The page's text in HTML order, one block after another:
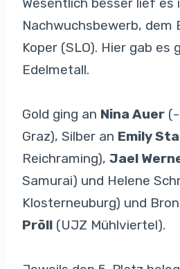
Wesentlich besser lief es
Nachwuchsbewerb, dem
Koper (SLO). Hier gab es
Edelmetall.
Gold ging an Nina Auer
Graz), Silber an Emily
Reichraming), Jael
Samurai) und Helene
Klosterneuburg) und
Pröll (UJZ Mühlviertel).